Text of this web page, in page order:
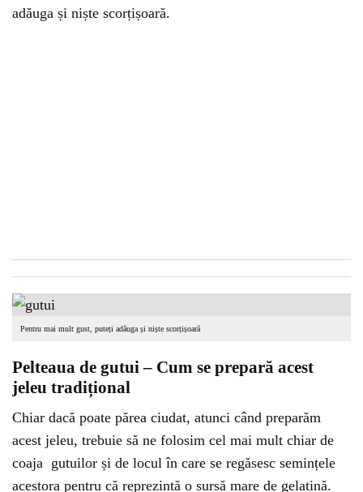
adăuga și niște scorțișoară.
Pentru mai mult gust, puteți adăuga și niște scorțișoară
Pelteaua de gutui – Cum se prepară acest
jeleu tradițional
Chiar dacă poate părea ciudat, atunci când preparăm
acest jeleu, trebuie să ne folosim cel mai mult chiar de
coaja gutuilor și de locul în care se regăsesc semințele
acestora pentru că reprezintă o sursă mare de gelatină.